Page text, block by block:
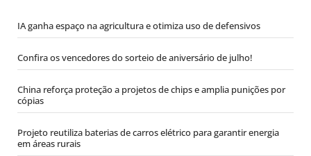
IA ganha espaço na agricultura e otimiza uso de defensivos
Confira os vencedores do sorteio de aniversário de julho!
China reforça proteção a projetos de chips e amplia punições por
cópias
Projeto reutiliza baterias de carros elétrico para garantir energia
em áreas rurais